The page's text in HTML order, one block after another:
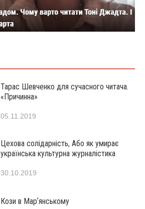
Тарас Шевченко для сучасного читача.
«Причинна»
05.11.2019
Цехова солідарність, Або як умирає
українська культурна журналістика
30.10.2019
Кози в Марʼянському